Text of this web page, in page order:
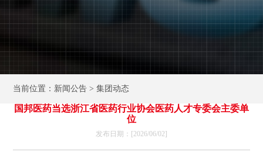
当前位置：新闻公告 > 集团动态
国邦医药当选浙江省医药行业协会医药人才专委会主委单
位
发布日期：[2026/06/02]